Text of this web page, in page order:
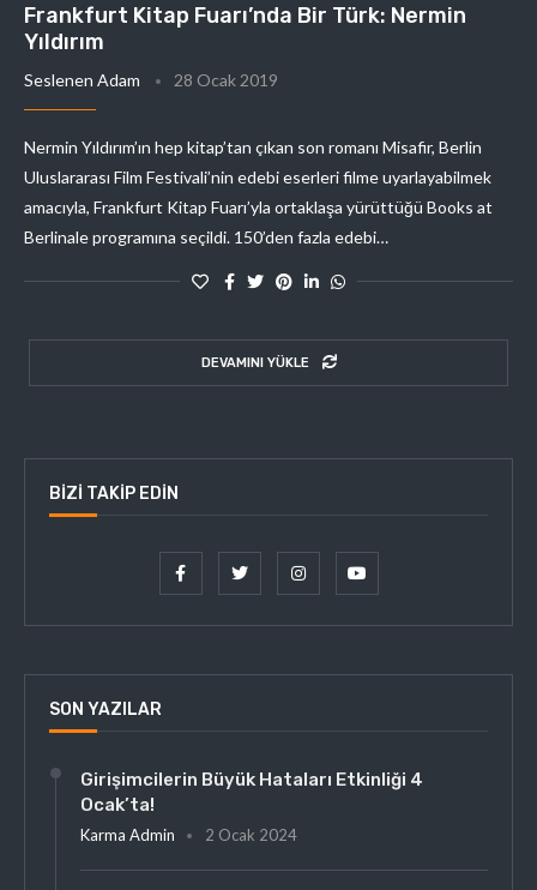
Frankfurt Kitap Fuarı’nda Bir Türk: Nermin
Yıldırım
Seslenen Adam 28 Ocak 2019
Nermin Yıldırım’ın hep kitap’tan çıkan son romanı Misafir, Berlin
Uluslararası Film Festivali’nin edebi eserleri filme uyarlayabilmek
amacıyla, Frankfurt Kitap Fuarı’yla ortaklaşa yürüttüğü Books at
Berlinale programına seçildi. 150’den fazla edebi…
DEVAMINI YÜKLE
BIZI TAKIP EDIN
SON YAZILAR
Girişimcilerin Büyük Hataları Etkinliği 4
Ocak’ta!
Karma Admin 2 Ocak 2024